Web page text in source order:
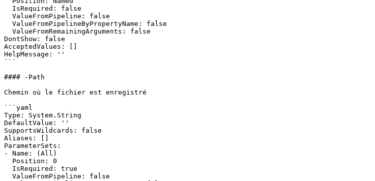
DontShow: false
AcceptedValues: []
HelpMessage: ''
```
#### -Path
Chemin où le fichier est enregistré
```yaml
Type: System.String
DefaultValue: ''
SupportsWildcards: false
Aliases: []
ParameterSets:
- Name: (All)